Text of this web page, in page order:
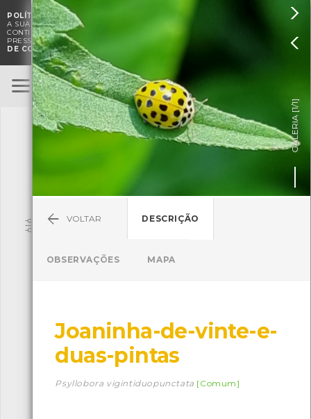
POLÍTICA DE COOKIES
A SUA EXPERIÊNCIA DE NAVEGAÇÃO E PARA FINS ESTATÍSTICOS.
CONTINUAÇÃO DA UTILIZAÇÃO DESTE WEBSITE E SERVIÇOS
PRESSUPÕE A ACEITAÇÃO DA UTILIZAÇÃO DE COOKIES.
DE COOKIES

BioRegisto
TERMOS DE UTILIZAÇÃO
Pesquisa
Descarregar a app BioRegisto


GALERIA [
1/1
]
VOLTAR DESCRIÇÃO
OBSERVAÇÕES MAPA
Joaninha-de-vinte-e-
duas-pintas
Psyllobora vigintiduopunctata [Comum]